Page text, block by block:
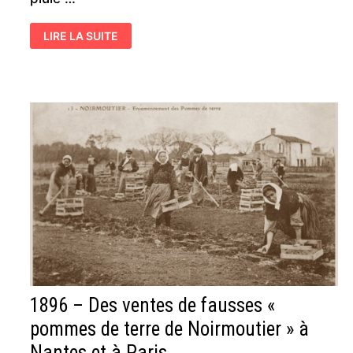
CHALLANS
DÉCEMBRE
POUR
NEIGE
ET
DE
VERGLAS
LIRE LA SUITE
1896 – Des ventes de fausses «
pommes de terre de Noirmoutier » à